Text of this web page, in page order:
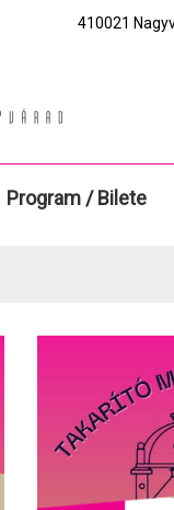
410021
Program / Bilete